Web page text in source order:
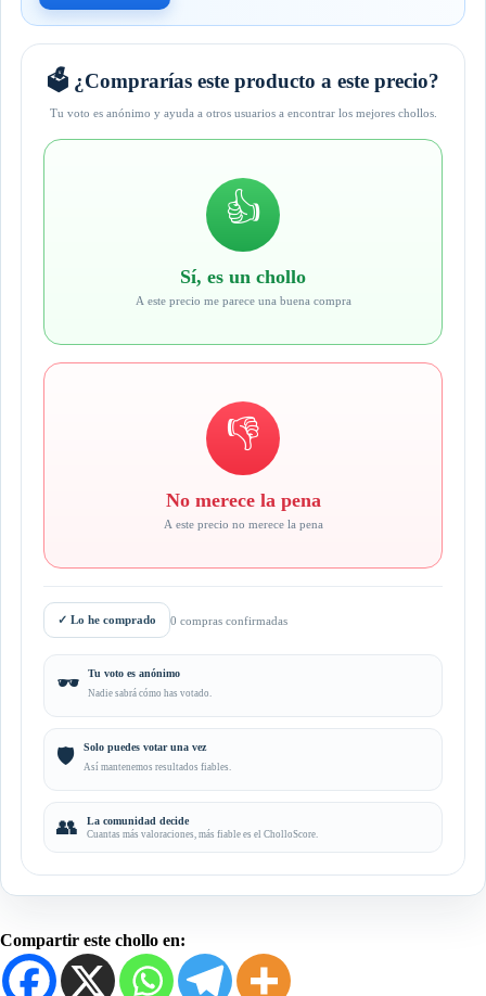
🗳️ ¿Comprarías este producto a este precio?
Tu voto es anónimo y ayuda a otros usuarios a encontrar los mejores chollos.
👍
Sí, es un chollo
A este precio me parece una buena compra
👎
No merece la pena
A este precio no merece la pena
✓ Lo he comprado 0 compras confirmadas
🕶️ Tu voto es anónimo
Nadie sabrá cómo has votado.
🛡️ Solo puedes votar una vez
Así mantenemos resultados fiables.
👥 La comunidad decide
Cuantas más valoraciones, más fiable es el CholloScore.
Compartir este chollo en: